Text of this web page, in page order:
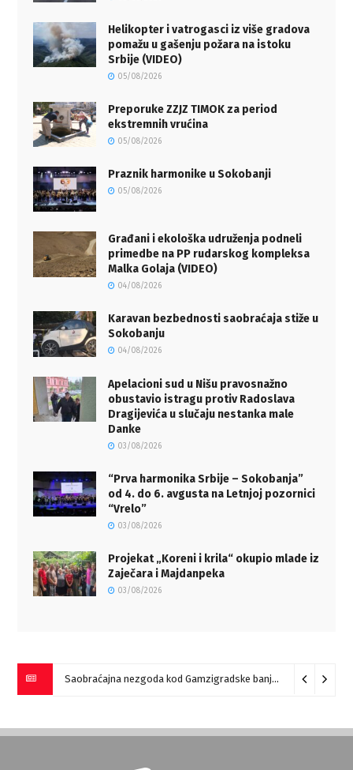
Helikopter i vatrogasci iz više gradova
pomažu u gašenju požara na istoku
Srbije (VIDEO)
05/08/2026
Preporuke ZZJZ TIMOK za period
ekstremnih vrućina
05/08/2026
Praznik harmonike u Sokobanji
05/08/2026
Građani i ekološka udruženja podneli
primedbe na PP rudarskog kompleksa
Malka Golaja (VIDEO)
04/08/2026
Karavan bezbednosti saobraćaja stiže u
Sokobanju
04/08/2026
Apelacioni sud u Nišu pravosnažno
obustavio istragu protiv Radoslava
Dragijevića u slučaju nestanka male
Danke
03/08/2026
“Prva harmonika Srbije – Sokobanja”
od 4. do 6. avgusta na Letnjoj pozornici
“Vrelo”
03/08/2026
Projekat „Koreni i krila“ okupio mlade iz
Zaječara i Majdanpeka
03/08/2026
Saobraćajna nezgoda kod Gamzigradske banje 05/08/2026